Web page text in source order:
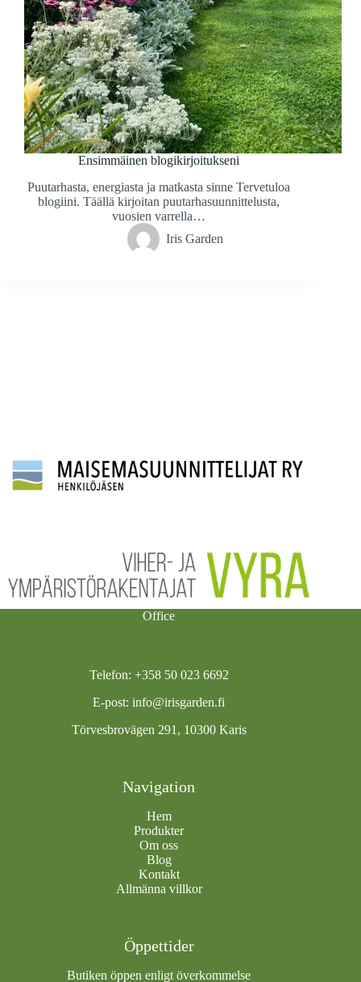
Ensimmäinen blogikirjoitukseni
Puutarhasta, energiasta ja matkasta sinne Tervetuloa
blogiini. Täällä kirjoitan puutarhasuunnittelusta,
vuosien varrella…
Iris Garden
Office
Telefon: +358 50 023 6692
E-post:info@irisgarden.fi
Törvesbrovägen 291, 10300 Karis
Navigation
Hem
Produkter
Om oss
Blog
Kontakt
Allmänna villkor
Öppettider
Butiken öppen enligt överkommelse